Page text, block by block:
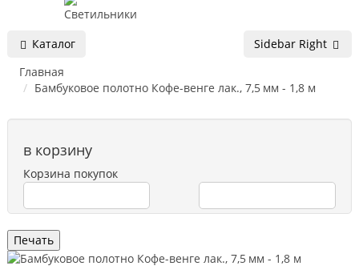
Светильники
Каталог
Sidebar Right
Главная
Бамбуковое полотно Кофе-венге лак., 7,5 мм - 1,8 м
в корзину
Корзина покупок